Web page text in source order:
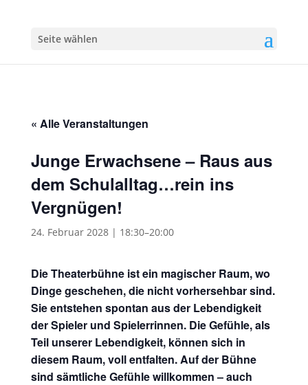
Seite wählen
« Alle Veranstaltungen
Junge Erwachsene – Raus aus
dem Schulalltag…rein ins
Vergnügen!
24. Februar 2028 | 18:30–20:00
Die Theaterbühne ist ein magischer Raum, wo
Dinge geschehen, die nicht vorhersehbar sind.
Sie entstehen spontan aus der Lebendigkeit
der Spieler und Spielerrinnen. Die Gefühle, als
Teil unserer Lebendigkeit, können sich in
diesem Raum, voll entfalten. Auf der Bühne
sind sämtliche Gefühle willkommen – auch